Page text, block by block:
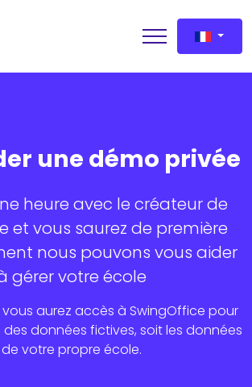
une démo privée
heure avec le créateur de
et vous saurez de première
nous pouvons vous aider
gérer votre école
aurez accès à SwingOffice pour
données fictives, soit les données
de votre propre école.